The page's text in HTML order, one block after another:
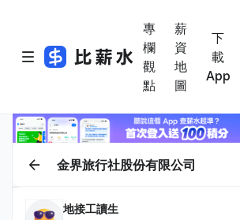
專
欄
觀
點
薪
資
地
圖
下
載
App
金界旅行社股份有限公司
地接工讀生